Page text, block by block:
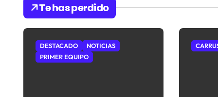
Te has perdido
DESTACADO
NOTICIAS
PRIMER EQUIPO